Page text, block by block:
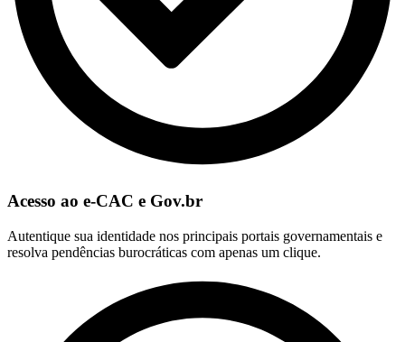
Acesso ao e-CAC e Gov.br
Autentique sua identidade nos principais portais governamentais e
resolva pendências burocráticas com apenas um clique.